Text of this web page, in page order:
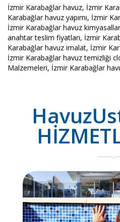
İzmir Karabağlar havuz, İzmir
Karabağlar havuz yapımı, İzmir
İzmir Karabağlar havuz
anahtar teslim fiyatları, İzmir
Karabağlar havuz imalat, İzmir
İzmir Karabağlar havuz temizliği
Malzemeleri, İzmir Karabağlar